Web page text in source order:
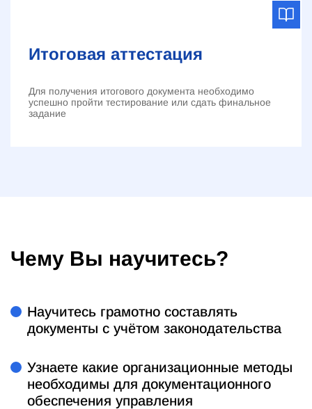
Итоговая аттестация
Для получения итогового документа необходимо
успешно пройти тестирование или сдать финальное
задание
Чему Вы научитесь?
Научитесь грамотно составлять
документы с учётом законодательства
Узнаете какие организационные методы
необходимы для документационного
обеспечения управления